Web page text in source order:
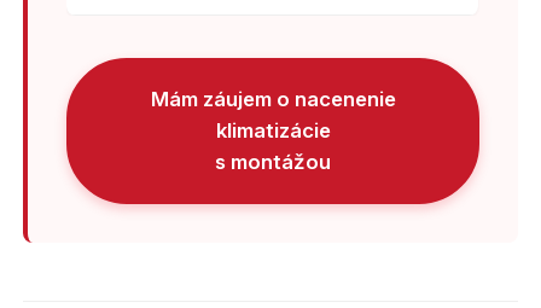
Mám záujem o nacenenie
klimatizácie
s montážou